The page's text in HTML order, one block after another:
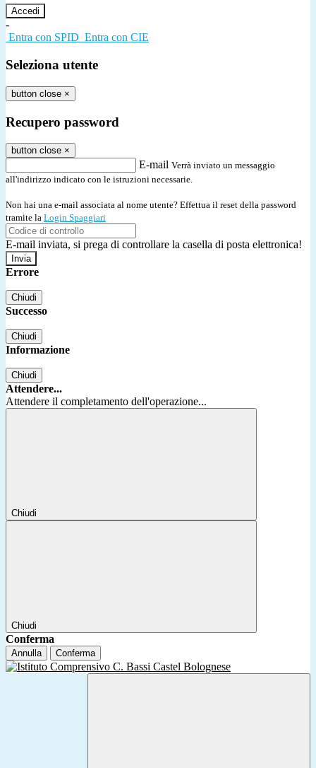
-
Entra con SPID Entra con CIE
Seleziona utente
button close ×
Recupero password
button close ×
E-mail Verrà inviato un messaggio
all'indirizzo indicato con le istruzioni necessarie.
Non hai una e-mail associata al nome utente? Effettua il reset della password
tramite la Login Spaggiari
E-mail inviata, si prega di controllare la casella di posta elettronica!
Errore
Chiudi
Successo
Chiudi
Informazione
Chiudi
Attendere...
Attendere il completamento dell'operazione...
Chiudi
Chiudi
Conferma
Annulla Conferma